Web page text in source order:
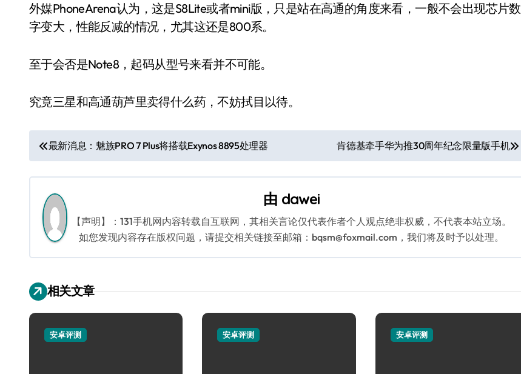
外媒PhoneArena认为，这是S8Lite或者mini版，只是站在高通的角度来看，一般不会出现芯片数
字变大，性能反减的情况，尤其这还是800系。
至于会否是Note8，起码从型号来看并不可能。
究竟三星和高通葫芦里卖得什么药，不妨拭目以待。
文
章
导
航
最新消息：魅族PRO 7 Plus将搭载Exynos 8895处理器 肯德基牵手华为推30周年纪念限量版手机
由 dawei
【声明】：131手机网内容转载自互联网，其相关言论仅代表作者个人观点绝非权威，不代表本站立场。
如您发现内容存在版权问题，请提交相关链接至邮箱：bqsm@foxmail.com，我们将及时予以处理。
相关文章
安卓评测 安卓评测 安卓评测